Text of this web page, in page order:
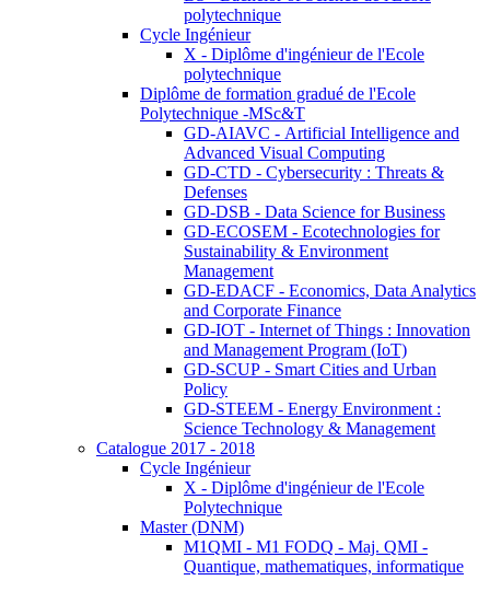
polytechnique
Cycle Ingénieur
X - Diplôme d'ingénieur de l'Ecole
polytechnique
Diplôme de formation gradué de l'Ecole
Polytechnique -MSc&T
GD-AIAVC - Artificial Intelligence and
Advanced Visual Computing
GD-CTD - Cybersecurity : Threats &
Defenses
GD-DSB - Data Science for Business
GD-ECOSEM - Ecotechnologies for
Sustainability & Environment
Management
GD-EDACF - Economics, Data Analytics
and Corporate Finance
GD-IOT - Internet of Things : Innovation
and Management Program (IoT)
GD-SCUP - Smart Cities and Urban
Policy
GD-STEEM - Energy Environment :
Science Technology & Management
Catalogue 2017 - 2018
Cycle Ingénieur
X - Diplôme d'ingénieur de l'Ecole
Polytechnique
Master (DNM)
M1QMI - M1 FODQ - Maj. QMI -
Quantique, mathematiques, informatique